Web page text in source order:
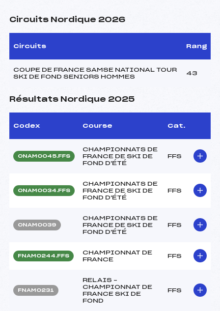
Circuits Nordique 2026
Circuits Rang
COUPE DE FRANCE SAMSE NATIONAL TOUR
SKI DE FOND SENIORS HOMMES
43
Résultats Nordique 2025
Codex Course Cat.
ONAM0045.FFS
CHAMPIONNATS DE
FRANCE DE SKI DE
FOND D'ÉTÉ
FFS
ONAM0034.FFS
CHAMPIONNATS DE
FRANCE DE SKI DE
FOND D'ÉTÉ
FFS
ONAM0039
CHAMPIONNATS DE
FRANCE DE SKI DE
FOND D'ÉTÉ
FFS
FNAM0244.FFS
CHAMPIONNAT DE
FRANCE
FFS
FNAM0231
RELAIS –
CHAMPIONNAT DE
FRANCE SKI DE
FOND
FFS